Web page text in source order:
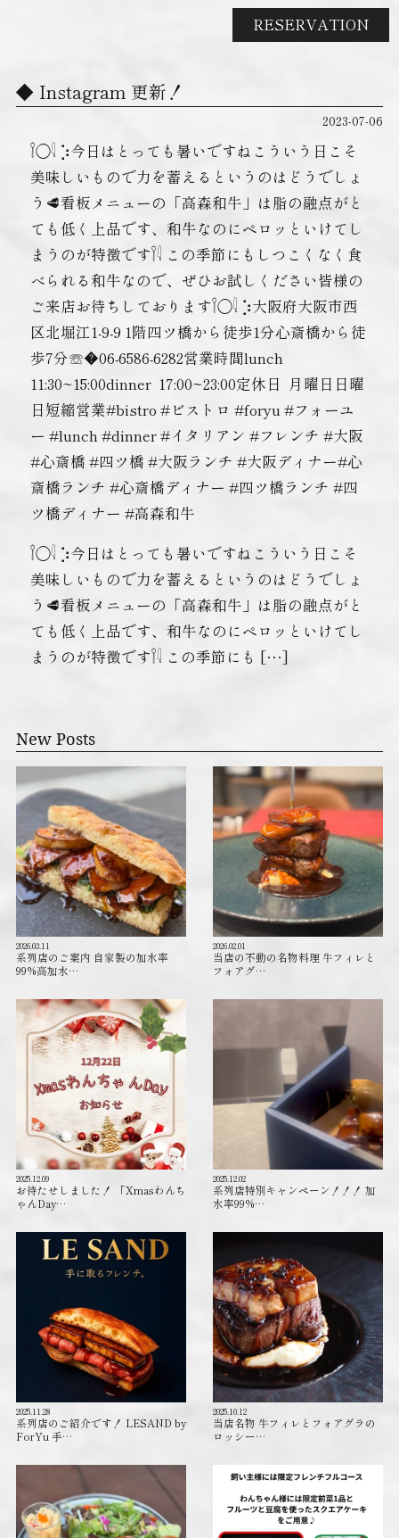
RESERVATION
Instagram 更新！
2023-07-06
𓌉◯𓇋 ‎⡱‎今日はとっても暑いですねこういう日こそ
美味しいもので力を蓄えるというのはどうでしょ
う🥩看板メニューの「高森和牛」は脂の融点がと
ても低く上品です、和牛なのにペロッといけてし
まうのが特徴です𓌉𓇋 ‎この季節にもしつこくなく食
べられる和牛なので、ぜひお試しください皆様の
ご来店お待ちしております𓌉◯𓇋 ‎⡱‎大阪府大阪市西
区北堀江1-9-9 1階四ツ橋から徒歩1分心斎橋から徒
歩7分☏�06-6586-6282営業時間lunch ︎
11:30~15:00dinner ︎ 17:00~23:00定休日 ︎ 月曜日日曜
日短縮営業#bistro #ビストロ #foryu #フォーユ
ー #lunch #dinner #イタリアン #フレンチ #大阪
#心斎橋 #四ツ橋 #大阪ランチ #大阪ディナー#心
斎橋ランチ #心斎橋ディナー #四ツ橋ランチ #四
ツ橋ディナー #高森和牛
𓌉◯𓇋 ‎⡱‎今日はとっても暑いですねこういう日こそ
美味しいもので力を蓄えるというのはどうでしょ
う🥩看板メニューの「高森和牛」は脂の融点がと
ても低く上品です、和牛なのにペロッといけてし
まうのが特徴です𓌉𓇋 ‎この季節にも […]
New Posts
2026.03.11
系列店のご案内 自家製の加水率
99%高加水…
2026.02.01
当店の不動の名物料理 牛フィレと
フォアグ…
2025.12.09
お待たせしました！ 「Xmasわんち
ゃんDay…
2025.12.02
系列店特別キャンペーン！！！ 加
水率99%…
2025.11.28
系列店のご紹介です！ LESAND by
ForYu 手…
2025.10.12
当店名物 牛フィレとフォアグラの
ロッシー…